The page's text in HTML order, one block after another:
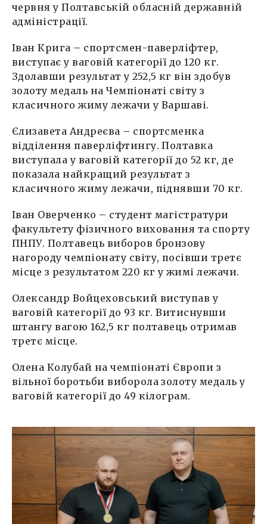
червня у Полтавській обласній державній
адміністрації.
Іван Крига – спортсмен-паверліфтер,
виступає у ваговій категорії до 120 кг.
Здолавши результат у 252,5 кг він здобув
золоту медаль на Чемпіонаті світу з
класичного жиму лежачи у Варшаві.
Єлизавета Андреєва – спортсменка
відділення паверліфтингу. Полтавка
виступала у ваговій категорії до 52 кг, де
показала найкращий результат з
класичного жиму лежачи, піднявши 70 кг.
Іван Оверченко – студент магістратури
факультету фізичного виховання та спорту
ПНПУ. Полтавець виборов бронзову
нагороду чемпіонату світу, посівши третє
місце з результатом 220 кг у жимі лежачи.
Олександр Войцеховський виступав у
ваговій категорії до 93 кг. Витиснувши
штангу вагою 162,5 кг полтавець отримав
третє місце.
Олена Колубай на чемпіонаті Європи з
вільної боротьби виборола золоту медаль у
ваговій категорії до 49 кілограм.